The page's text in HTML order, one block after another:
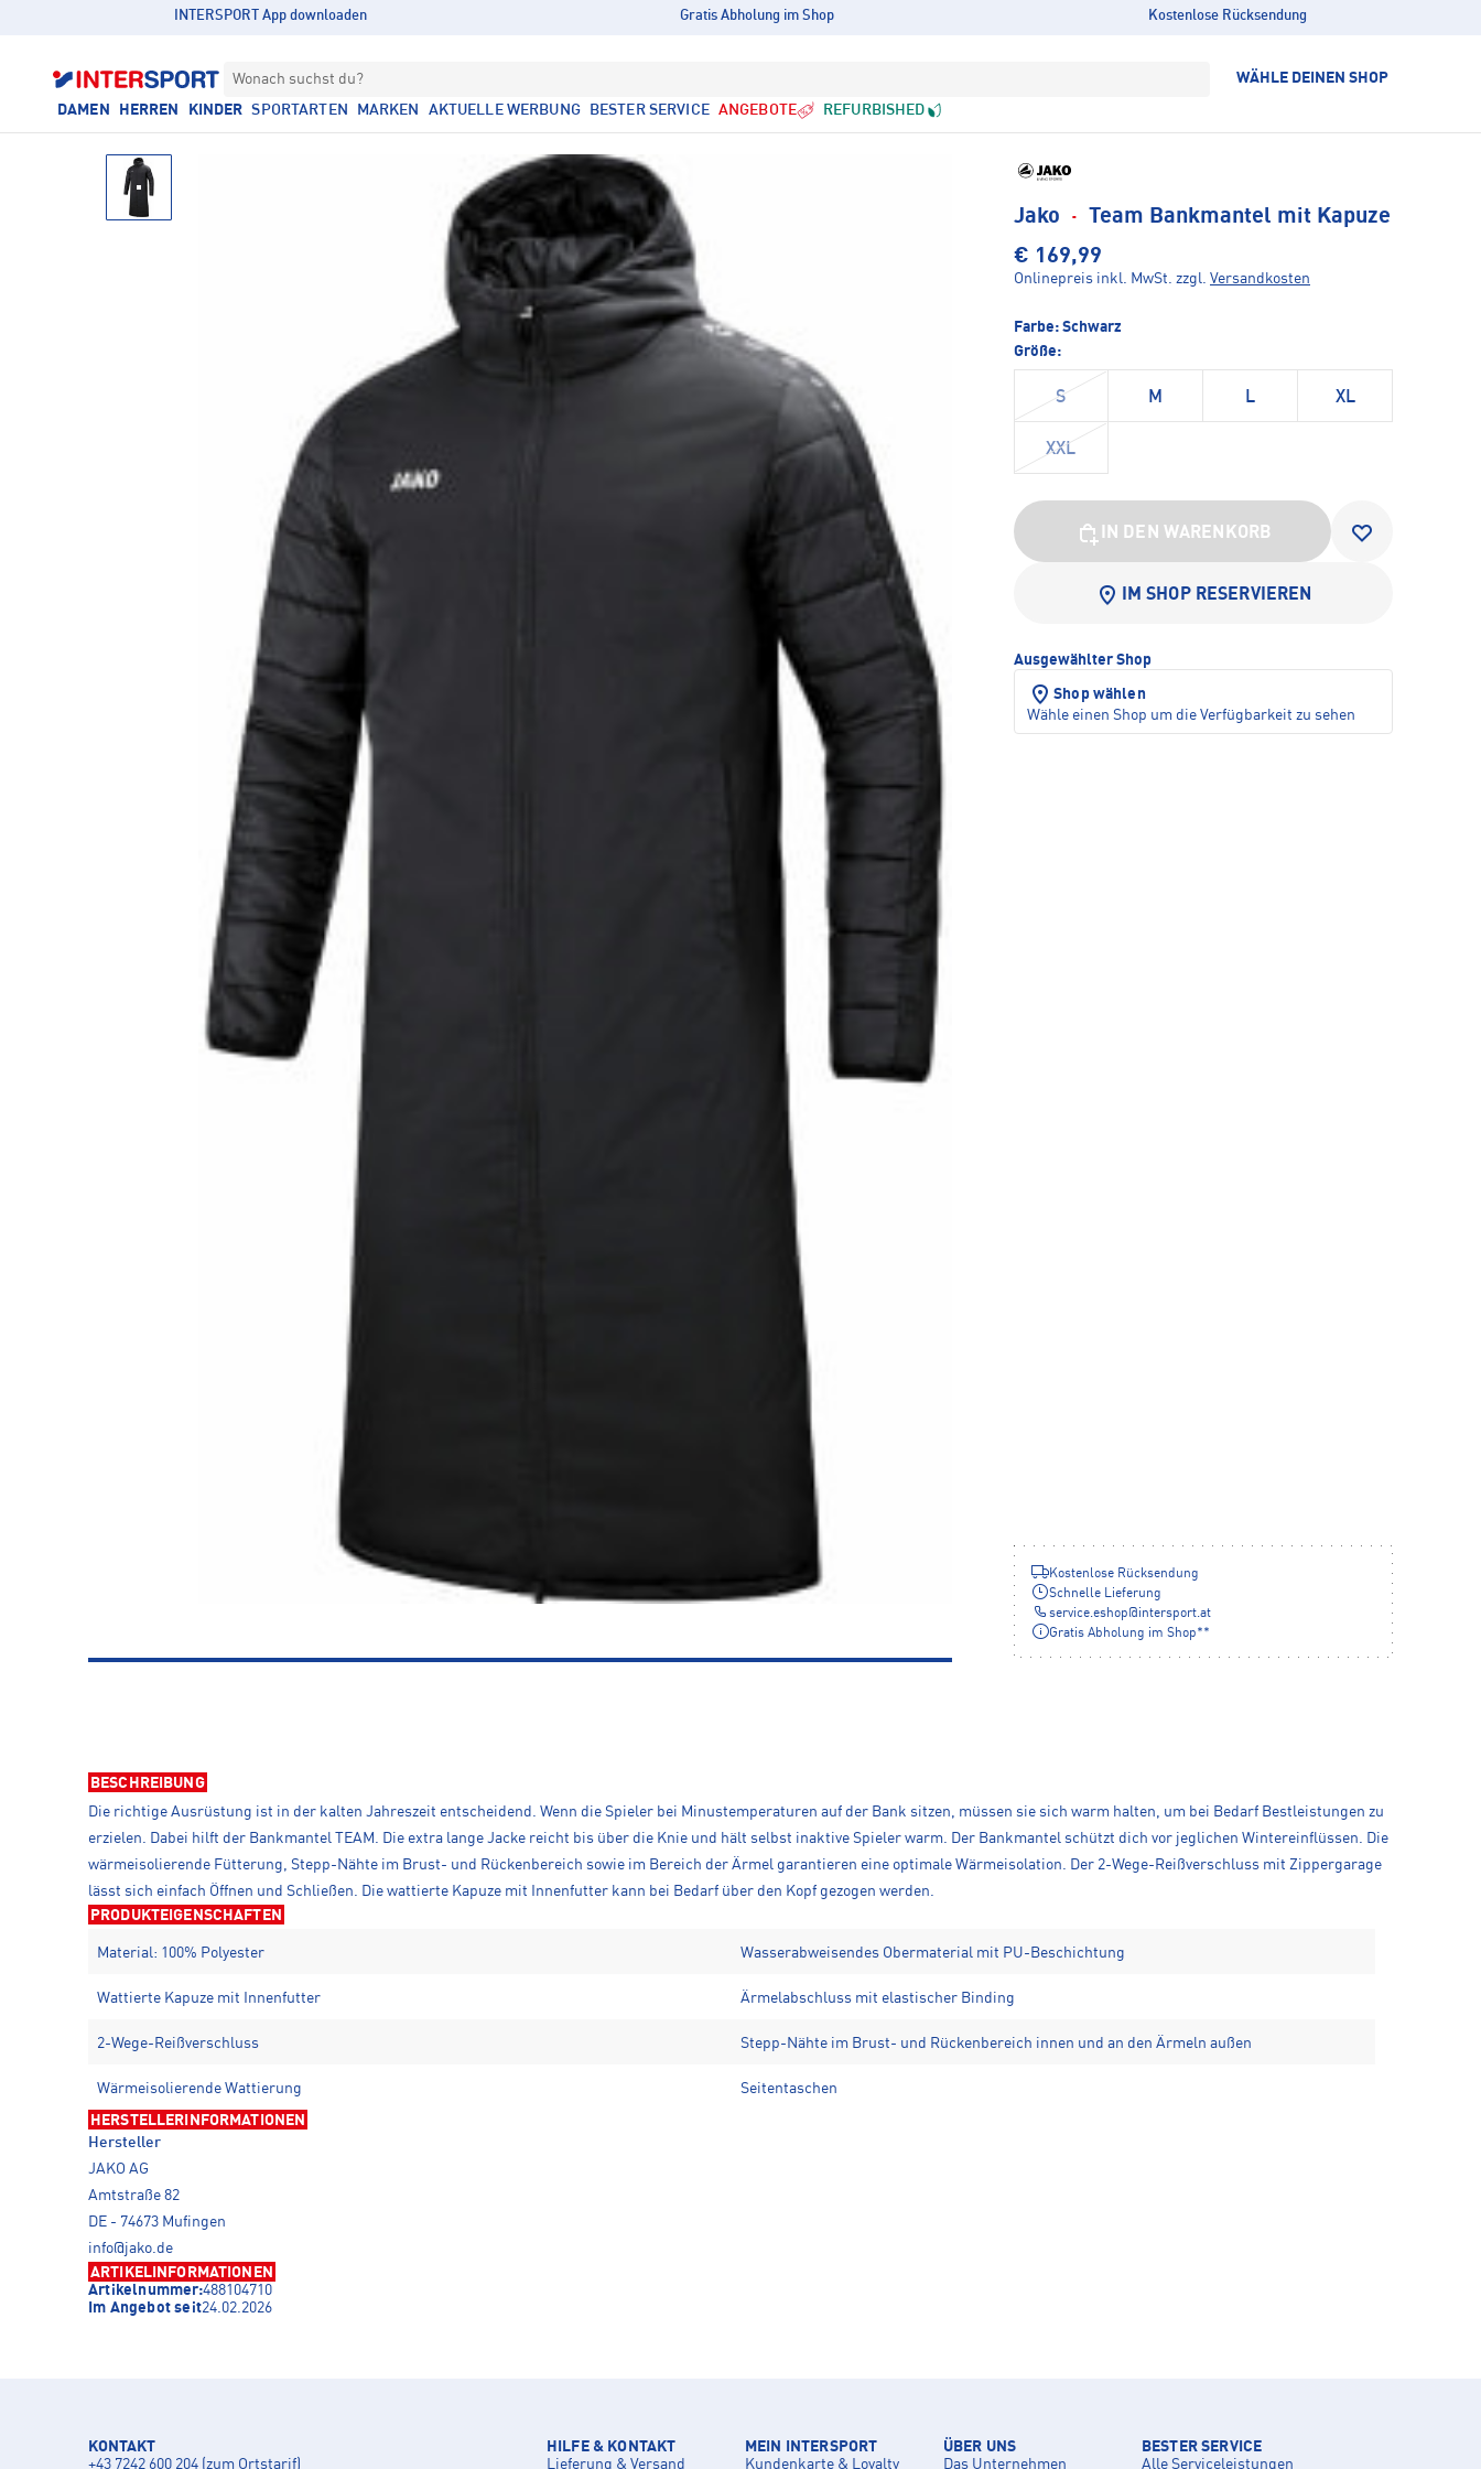
INTERSPORT App downloaden Gratis Abholung im Shop Kostenlose Rücksendung
Wonach suchst du? WÄHLE DEINEN SHOP
DAMEN HERREN KINDER SPORTARTEN MARKEN AKTUELLE WERBUNG BESTER SERVICE ANGEBOTE REFURBISHED
Jako ·
Team Bankmantel mit Kapuze
€ 169,99
Onlinepreis inkl. MwSt. zzgl. Versandkosten
Farbe: Schwarz
Größe:
S M L XL
XXL
IN DEN WARENKORB
IM SHOP RESERVIEREN
Ausgewählter Shop
Shop wählen
Wähle einen Shop um die Verfügbarkeit zu sehen
Kostenlose Rücksendung
Schnelle Lieferung
service.eshop@ intersport.at
Gratis Abholung im Shop**
BESCHREIBUNG
Die richtige Ausrüstung ist in der kalten Jahreszeit entscheidend. Wenn die Spieler bei Minustemperaturen auf der Bank sitzen, müssen sie sich warm halten, um bei Bedarf Bestleistungen zu
erzielen. Dabei hilft der Bankmantel TEAM. Die extra lange Jacke reicht bis über die Knie und hält selbst inaktive Spieler warm. Der Bankmantel schützt dich vor jeglichen Wintereinflüssen. Die
wärmeisolierende Fütterung, Stepp-Nähte im Brust- und Rückenbereich sowie im Bereich der Ärmel garantieren eine optimale Wärmeisolation. Der 2-Wege-Reißverschluss mit Zippergarage
lässt sich einfach Öffnen und Schließen. Die wattierte Kapuze mit Innenfutter kann bei Bedarf über den Kopf gezogen werden.
PRODUKTEIGENSCHAFTEN
Material: 100% Polyester Wasserabweisendes Obermaterial mit PU-Beschichtung
Wattierte Kapuze mit Innenfutter Ärmelabschluss mit elastischer Binding
2-Wege-Reißverschluss Stepp-Nähte im Brust- und Rückenbereich innen und an den Ärmeln außen
Wärmeisolierende Wattierung Seitentaschen
HERSTELLERINFORMATIONEN
Hersteller
JAKO AG
Amtstraße 82
DE - 74673 Mufingen
info@jako.de
ARTIKELINFORMATIONEN
Artikelnummer:488104710
Im Angebot seit24.02.2026
KONTAKT
+43 7242 600 204 (zum Ortstarif)
HILFE & KONTAKT
Lieferung & Versand
MEIN INTERSPORT
Kundenkarte & Loyalty
ÜBER UNS
Das Unternehmen
BESTER SERVICE
Alle Serviceleistungen